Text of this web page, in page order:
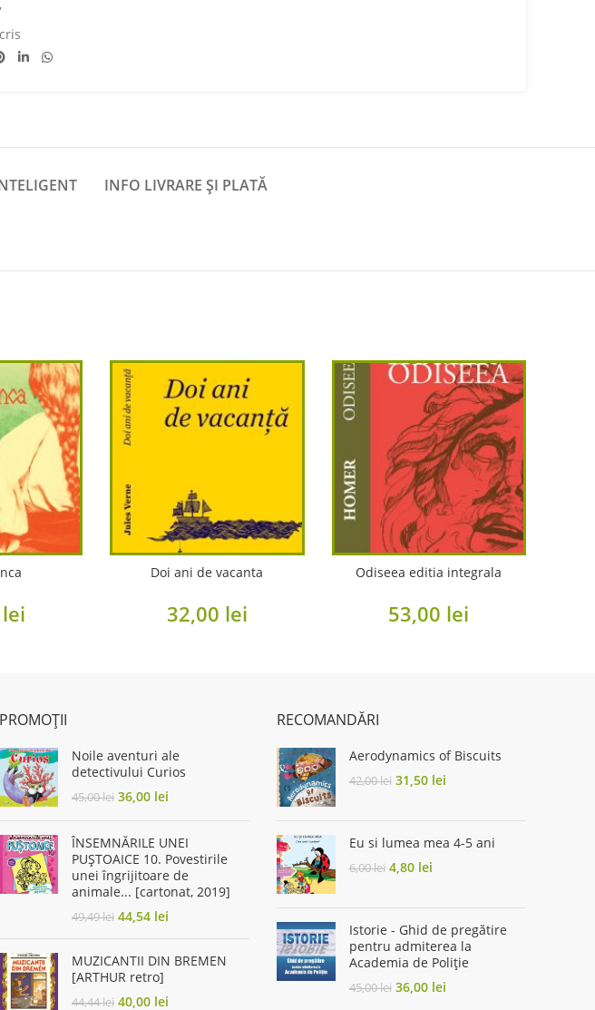
INFO LIVRARE ȘI PLATĂ
lei
Doi ani de vacanta
32,00 lei
Odiseea editia integrala
53,00 lei
PROMOȚII
Noile aventuri ale
detectivului Curios
45,00lei Original
45,00 lei.
36,00 lei
36,00 lei.
ÎNSEMNĂRILE UNEI
PUȘTOAICE 10. Povestirile
unei îngrijitoare de
animale... [cartonat, 2019]
49,49lei Original
49,49 lei.
44,54 lei
44,54 lei.
MUZICANTII DIN BREMEN
[ARTHUR retro]
44,44lei Original
40,00 lei
RECOMANDĂRI
Aerodynamics of Biscuits
42,00lei Original
31,50 leiCurrent
Eu si lumea mea 4-5 ani
6,00lei Original
4,80 leiCurrent
Istorie - Ghid de pregătire
pentru admiterea la
Academia de Poliţie
45,00lei Original
36,00 leiCurrent